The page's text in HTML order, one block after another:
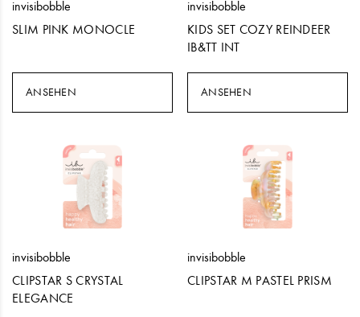
invisibobble
SLIM PINK MONOCLE
ANSEHEN
invisibobble
KIDS SET COZY REINDEER
IB&TT INT
ANSEHEN
invisibobble
CLIPSTAR S CRYSTAL
ELEGANCE
invisibobble
CLIPSTAR M PASTEL PRISM